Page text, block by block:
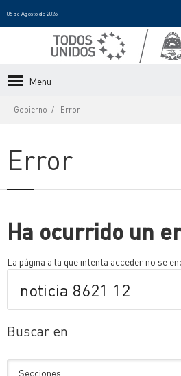
06 de Agosto de 2026
Menu
Gobierno Error
Error
Ha ocurrido un
La página a la que intenta acceder no se
Buscar en